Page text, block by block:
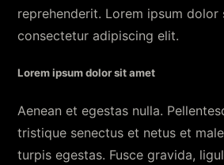
reprehenderit. Lorem ipsum dolor
consectetur adipiscing elit.
Lorem ipsum dolor sit amet
Aenean et egestas nulla.
tristique senectus et netus et
turpis egestas. Fusce gravida,